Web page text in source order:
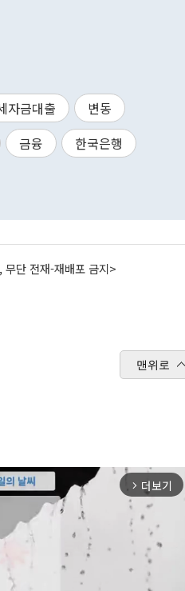
자금대출
변동
금융
한국은행
단 전재-재배포 금지>
맨위로
arrow_forward_ios 더보기